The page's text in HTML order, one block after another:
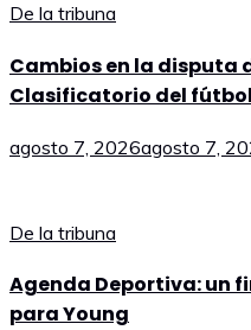
De la tribuna
Cambios en la disputa
Clasificatorio del
agosto 7, 2026agosto 7,
De la tribuna
Agenda Deportiva: un
para Young